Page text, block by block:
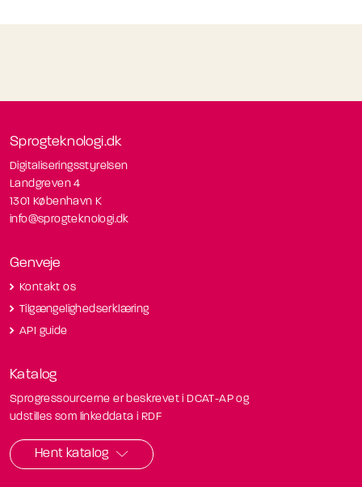
Sprogteknologi.dk
Digitaliseringsstyrelsen
Landgreven 4
1301 København K
info@sprogteknologi.dk
Genveje
Kontakt os
Tilgængelighedserklæring
API guide
Katalog
Sprogressourcerne er beskrevet i DCAT-AP og
udstilles som linkeddata i RDF
Hent katalog